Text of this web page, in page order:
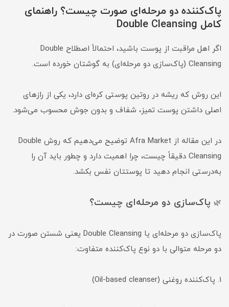
پاک‌کننده دو مرحله‌ای صورت چیست؟ راهنمای
کامل Double Cleansing
اگر اهل مراقبت از پوست باشید، احتمالاً اصطلاح Double
Cleansing (پاک‌سازی دو مرحله‌ای) به گوشتان خورده است.
این روش که ریشه در روتین پوستی کره‌ای دارد، یکی از رازهای
اصلی داشتن پوست تمیز، شفاف و بدون جوش محسوب می‌شود.
در این مقاله از Afra Market توضیح می‌دهیم که روش Double
Cleansing دقیقاً چیست، چرا اهمیت دارد و چطور باید آن را
به‌درستی انجام دهید تا پوستتان نفس بکشد.
🌿 پاک‌سازی دو مرحله‌ای چیست؟
پاک‌سازی دو مرحله‌ای یا Double Cleansing یعنی شستن صورت در
دو مرحله متوالی با دو نوع پاک‌کننده متفاوت:
1. پاک‌کننده روغنی (Oil-based cleanser)